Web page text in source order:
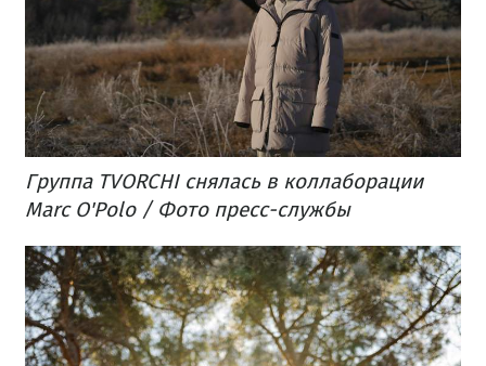
Группа TVORCHI снялась в коллаборации
Marc O'Polo / Фото пресс-службы